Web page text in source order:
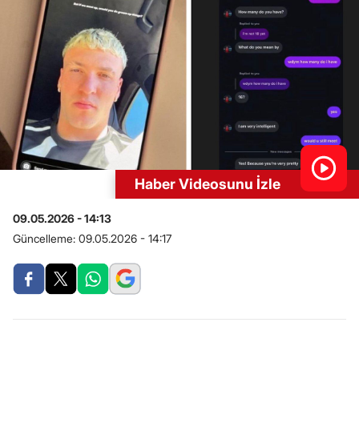
Haber Videosunu İzle
09.05.2026 - 14:13
Güncelleme: 09.05.2026 - 14:17